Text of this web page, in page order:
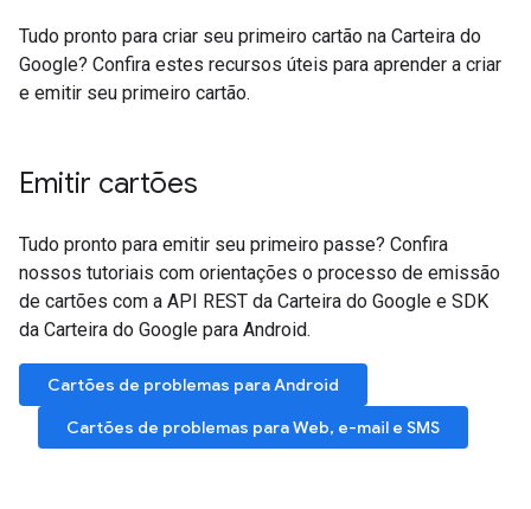
Tudo pronto para criar seu primeiro cartão na Carteira do
Google? Confira estes recursos úteis para aprender a criar
e emitir seu primeiro cartão.
Emitir cartões
Tudo pronto para emitir seu primeiro passe? Confira
nossos tutoriais com orientações o processo de emissão
de cartões com a API REST da Carteira do Google e SDK
da Carteira do Google para Android.
Cartões de problemas para Android
Cartões de problemas para Web, e-mail e SMS